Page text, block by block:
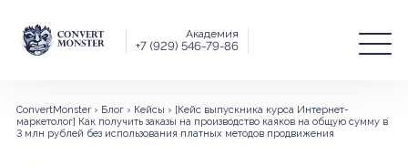
Академия
+7 (929) 546-79-86
ConvertMonster› Блог› Кейсы › [Кейс выпускника курса Интернет-
маркетолог] Как получить заказы на производство каяков на общую сумму в
3 млн рублей без использования платных методов продвижения